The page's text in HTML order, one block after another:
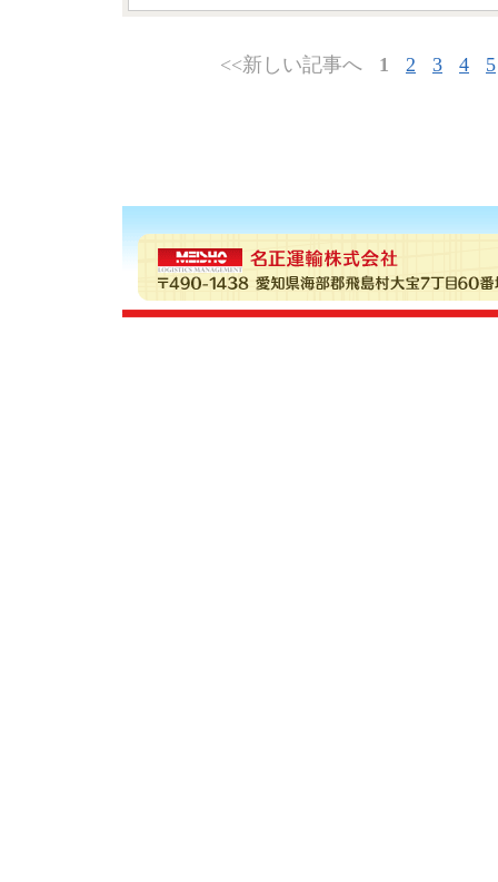
<<新しい記事へ 1 2 3 4 5